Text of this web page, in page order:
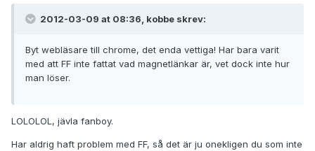
2012-03-09 at 08:36, kobbe skrev:
Byt webläsare till chrome, det enda vettiga! Har bara varit
med att FF inte fattat vad magnetlänkar är, vet dock inte hur
man löser.
LOLOLOL, jävla fanboy.
Har aldrig haft problem med FF, så det är ju onekligen du som inte